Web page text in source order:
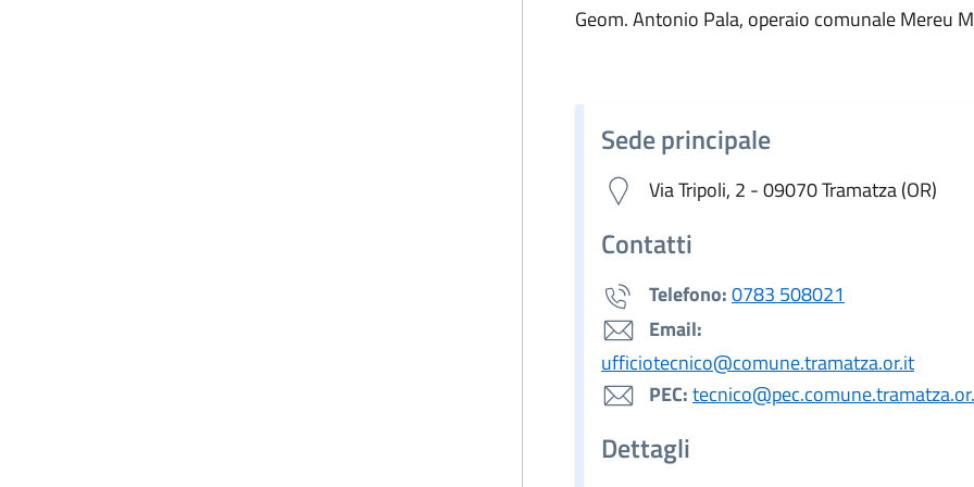
Geom. Antonio Pala, operaio comunale Mereu
Sede principale
Via Tripoli, 2 - 09070 Tramatza (OR)
Contatti
Telefono:0783 508021
Email:
ufficiotecnico@comune.tramatza.or.it
PEC:
Dettagli